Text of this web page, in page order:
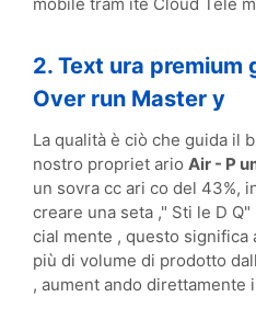
2. Text ura premium
Over run Master y
La qualità è ciò che guida il
nostro propriet ario Air - P
un sovra cc ari co del 43%,
creare una seta ," Sti le D
cial mente , questo significa
più di volume di prodotto
, aument ando